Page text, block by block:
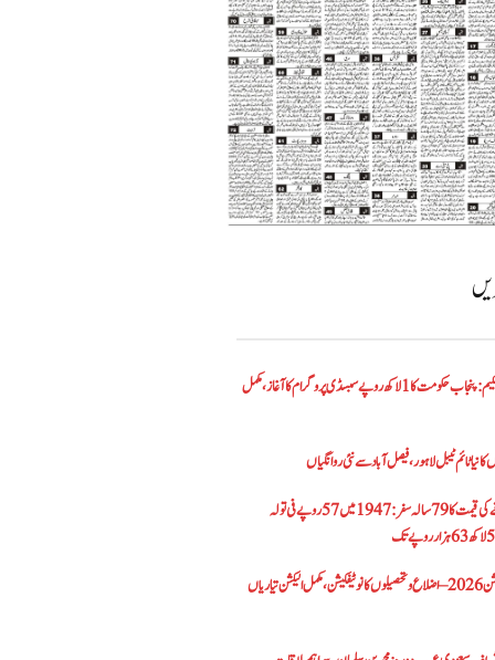
الیکٹرک بائیک اسکیم: پنجاب حکومت کا1 لاکھ روپے سبسڈی پروگرام کا آغاز ،مکمل
نیا ٹائم ٹیبل لاہور، فیصل آباد سے نئی روانگیاں
پاکستان میں سونے کی قیمت کا 79 سالہ سفر: 1947 میں 57 روپے فی تولہ
پنجاب بلدیاتی الیکشن 2026 – اضلاع و تحصیلوں کا نوٹیفکیشن، مکمل الیکشن تیاریاں